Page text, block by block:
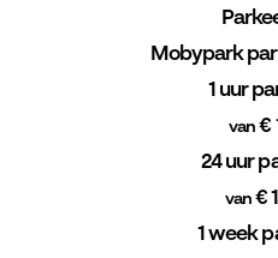
Mobypark
1 uur
van €
24 uur
van€
1 week